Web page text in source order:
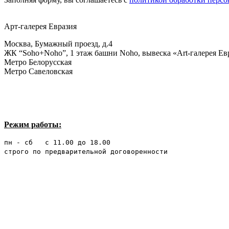
Арт-галерея Евразия
Москва, Бумажный проезд, д.4
ЖК “Soho+Noho”, 1 этаж башни Noho, вывеска «Art-галерея
Метро Белорусская
Метро Савеловская
Режим работы:
пн - сб с 11.00 до 18.00
строго по предварительной договоренности